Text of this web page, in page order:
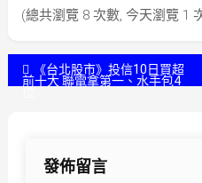
(總共瀏覽 8 次數, 今天瀏覽 1
文 《台北股市》投信10日買超
前十大 聯電拿第一、水手包4
發佈留言